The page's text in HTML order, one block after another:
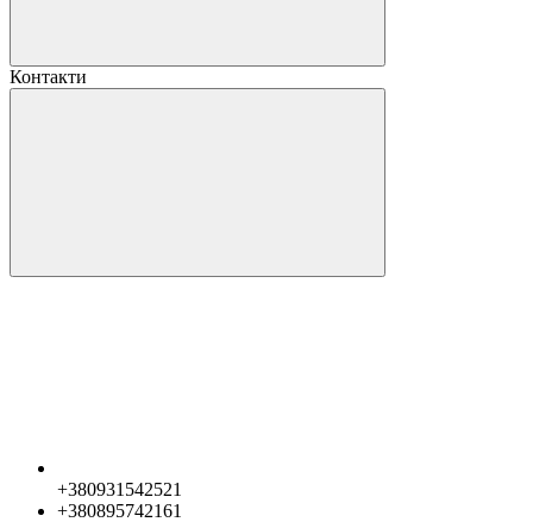
Контакти
+380931542521
+380895742161